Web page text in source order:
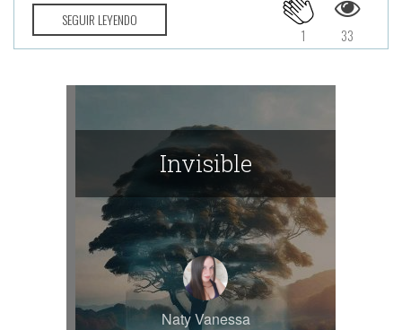
SEGUIR LEYENDO
33
1
Invisible
Naty Vanessa